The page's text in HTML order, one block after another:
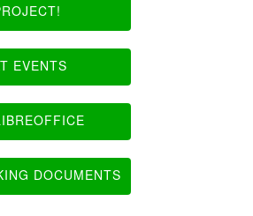
EVENTS
DOCUMENTS